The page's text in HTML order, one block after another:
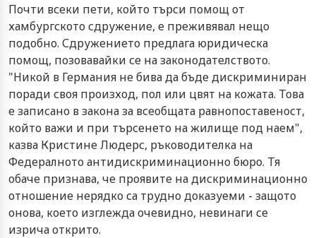
Почти всеки пети, който търси помощ от
хамбургското сдружение, е преживявал нещо
подобно. Сдружението предлага юридическа
помощ, позовавайки се на законодателството.
"Никой в Германия не бива да бъде дискриминиран
поради своя произход, пол или цвят на кожата. Това
е записано в закона за всеобщата равнопоставеност,
който важи и при търсенето на жилище под наем",
казва Кристине Людерс, ръководителка на
Федералното антидискриминационно бюро. Тя
обаче признава, че проявите на дискриминационно
отношение нерядко са трудно доказуеми - защото
онова, което изглежда очевидно, невинаги се
изрича открито.